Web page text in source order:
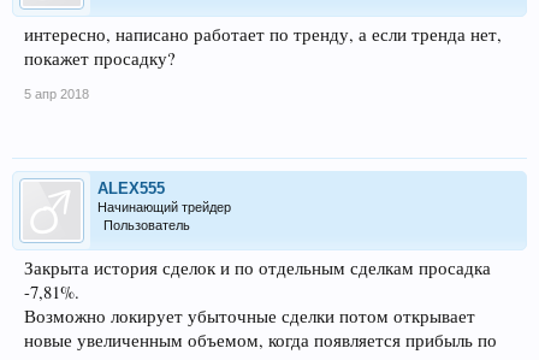
интересно, написано работает по тренду, а если тренда нет,
покажет просадку?
5 апр 2018
ALEX555
Начинающий трейдер
Пользователь
Закрыта история сделок и по отдельным сделкам просадка
-7,81%.
Возможно локирует убыточные сделки потом открывает
новые увеличенным объемом, когда появляется прибыль по